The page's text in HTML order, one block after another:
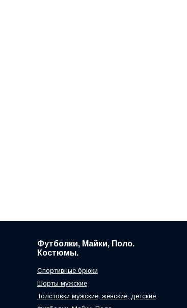
Футболки, Майки, Поло.
Костюмы.
Спортивные брюки
Шорты мужские
Толстовки мужские, женские, детские